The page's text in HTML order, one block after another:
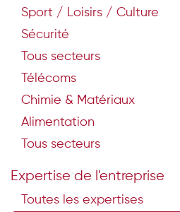
Sport / Loisirs / Culture
Sécurité
Tous secteurs
Télécoms
Chimie & Matériaux
Alimentation
Tous secteurs
Expertise de l'entreprise
Toutes les expertises